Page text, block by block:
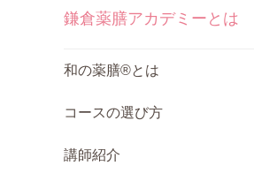
鎌倉薬膳アカデミーとは
和の薬膳®とは
コースの選び方
講師紹介